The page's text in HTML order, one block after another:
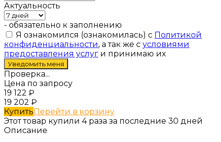
Актуальность
- обязательно к заполнению
Я ознакомился (ознакомилась) с Политикой
конфиденциальности, а так же с условиями
предоставления услуг и принимаю их
Проверка...
Цена по запросу
19 122 ₽
19 202 ₽
КупитьПерейти в корзину
Этот товар купили 4 раза за последние 30 дней
Описание